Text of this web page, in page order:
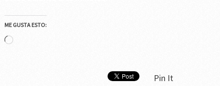
ME GUSTA ESTO:
Cargando...
Pin It